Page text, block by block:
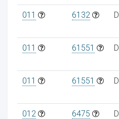
011 6132 D
011 61551 D
011 61551 D
012 6475 D